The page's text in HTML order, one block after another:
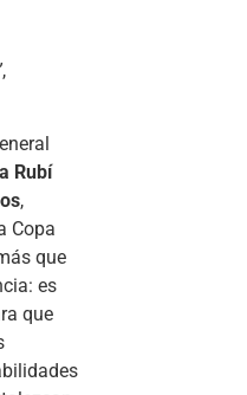
,
Rubí
,
Copa
que
es
que